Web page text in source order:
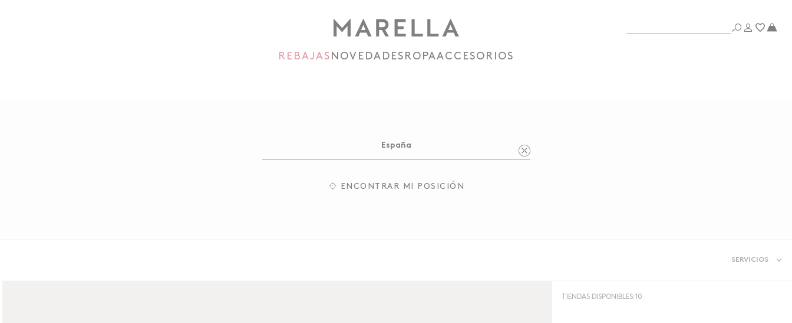
REBAJAS NOVEDADES ROPAACCESORIOS
ENCONTRAR MI POSICIÓN
SERVICIOS
TIENDAS DISPONIBLES:10